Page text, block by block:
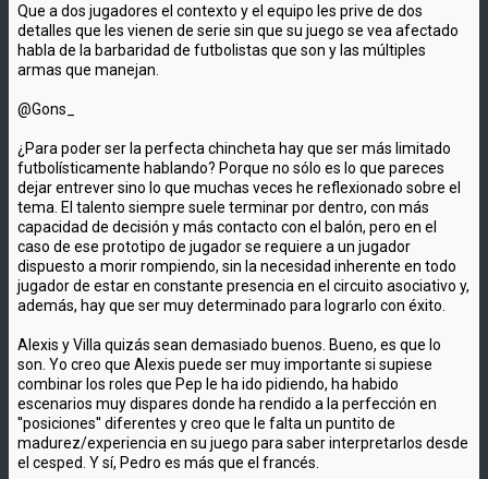
Que a dos jugadores el contexto y el equipo les prive de dos
detalles que les vienen de serie sin que su juego se vea afectado
habla de la barbaridad de futbolistas que son y las múltiples
armas que manejan.
@Gons_
¿Para poder ser la perfecta chincheta hay que ser más limitado
futbolísticamente hablando? Porque no sólo es lo que pareces
dejar entrever sino lo que muchas veces he reflexionado sobre el
tema. El talento siempre suele terminar por dentro, con más
capacidad de decisión y más contacto con el balón, pero en el
caso de ese prototipo de jugador se requiere a un jugador
dispuesto a morir rompiendo, sin la necesidad inherente en todo
jugador de estar en constante presencia en el circuito asociativo y,
además, hay que ser muy determinado para lograrlo con éxito.
Alexis y Villa quizás sean demasiado buenos. Bueno, es que lo
son. Yo creo que Alexis puede ser muy importante si supiese
combinar los roles que Pep le ha ido pidiendo, ha habido
escenarios muy dispares donde ha rendido a la perfección en
''posiciones'' diferentes y creo que le falta un puntito de
madurez/experiencia en su juego para saber interpretarlos desde
el cesped. Y sí, Pedro es más que el francés.